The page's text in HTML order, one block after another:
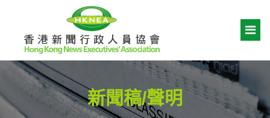
新聞稿/聲明